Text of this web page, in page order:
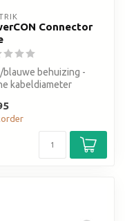
Connector
blauwe behuizing -
kabeldiameter